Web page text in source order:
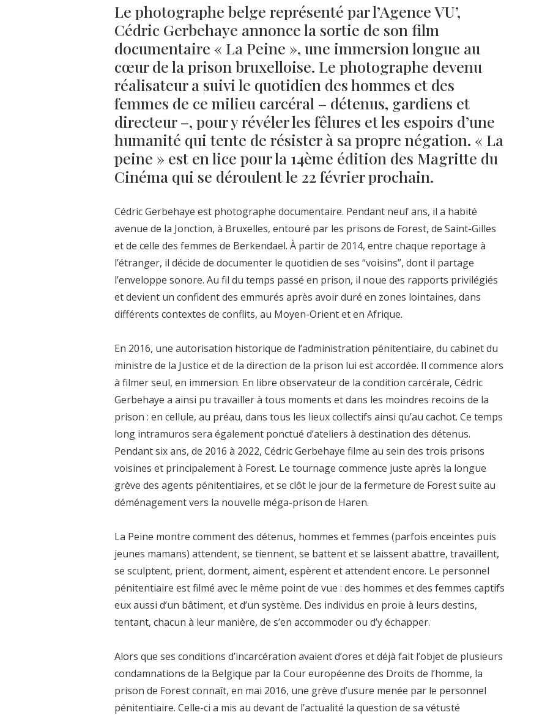
Le photographe belge représenté par l’Agence VU’,
Cédric Gerbehaye annonce la sortie de son film
documentaire « La Peine », une immersion longue au
cœur de la prison bruxelloise. Le photographe devenu
réalisateur a suivi le quotidien des hommes et des
femmes de ce milieu carcéral – détenus, gardiens et
directeur –, pour y révéler les fêlures et les espoirs d’une
humanité qui tente de résister à sa propre négation. « La
peine » est en lice pour la 14ème édition des Magritte du
Cinéma qui se déroulent le 22 février prochain.
Cédric Gerbehaye est photographe documentaire. Pendant neuf ans, il a habité
avenue de la Jonction, à Bruxelles, entouré par les prisons de Forest, de Saint-Gilles
et de celle des femmes de Berkendael. À partir de 2014, entre chaque reportage à
l’étranger, il décide de documenter le quotidien de ses “voisins”, dont il partage
l’enveloppe sonore. Au fil du temps passé en prison, il noue des rapports privilégiés
et devient un confident des emmurés après avoir duré en zones lointaines, dans
différents contextes de conflits, au Moyen-Orient et en Afrique.
En 2016, une autorisation historique de l’administration pénitentiaire, du cabinet du
ministre de la Justice et de la direction de la prison lui est accordée. Il commence alors
à filmer seul, en immersion. En libre observateur de la condition carcérale, Cédric
Gerbehaye a ainsi pu travailler à tous moments et dans les moindres recoins de la
prison : en cellule, au préau, dans tous les lieux collectifs ainsi qu’au cachot. Ce temps
long intramuros sera également ponctué d’ateliers à destination des détenus.
Pendant six ans, de 2016 à 2022, Cédric Gerbehaye filme au sein des trois prisons
voisines et principalement à Forest. Le tournage commence juste après la longue
grève des agents pénitentiaires, et se clôt le jour de la fermeture de Forest suite au
déménagement vers la nouvelle méga-prison de Haren.
La Peine montre comment des détenus, hommes et femmes (parfois enceintes puis
jeunes mamans) attendent, se tiennent, se battent et se laissent abattre, travaillent,
se sculptent, prient, dorment, aiment, espèrent et attendent encore. Le personnel
pénitentiaire est filmé avec le même point de vue : des hommes et des femmes captifs
eux aussi d’un bâtiment, et d’un système. Des individus en proie à leurs destins,
tentant, chacun à leur manière, de s’en accommoder ou d’y échapper.
Alors que ses conditions d’incarcération avaient d’ores et déjà fait l’objet de plusieurs
condamnations de la Belgique par la Cour européenne des Droits de l’homme, la
prison de Forest connaît, en mai 2016, une grève d’usure menée par le personnel
pénitentiaire. Celle-ci a mis au devant de l’actualité la question de sa vétusté